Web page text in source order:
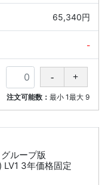
65,340円
-
注文可能数：最小 1最大 9
ループ版
3年価格固定